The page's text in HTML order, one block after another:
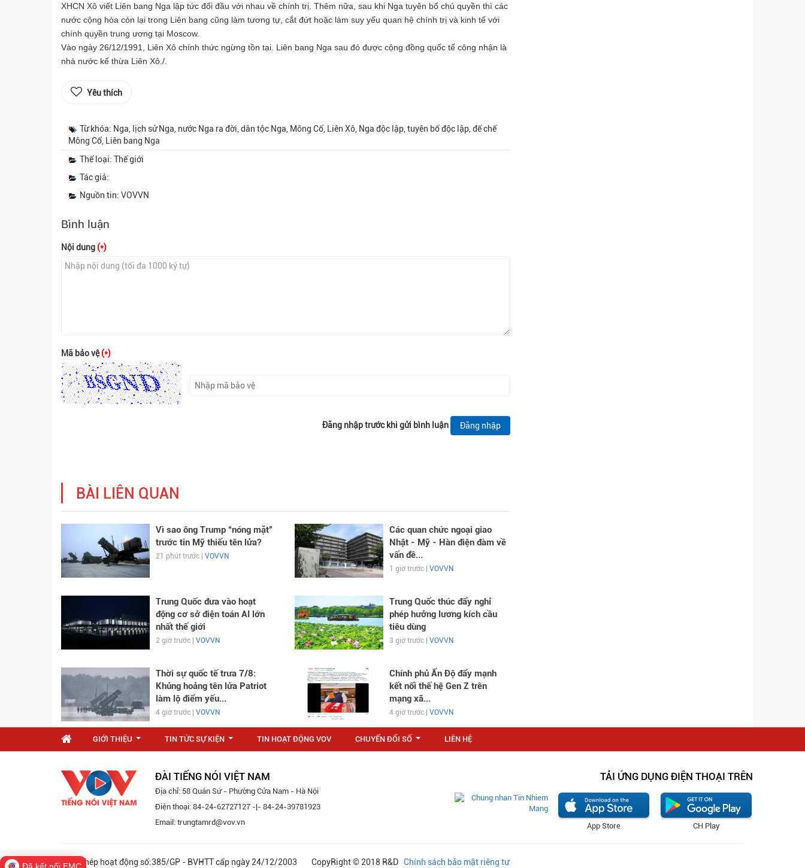
XHCN Xô viết Liên bang Nga lập tức đối đầu với nhau về chính trị. Thêm nữa, sau khi Nga tuyên bố chủ quyền thì các
nước cộng hòa còn lại trong Liên bang cũng làm tương tự, cắt đứt hoặc làm suy yếu quan hệ chính trị và kinh tế với
chính quyền trung ương tại Moscow.
Vào ngày 26/12/1991, Liên Xô chính thức ngừng tồn tại. Liên bang Nga sau đó được cộng đồng quốc tế công nhận là
nhà nước kế thừa Liên Xô./.
Yêu thích
Từ khóa: Nga, lịch sử Nga, nước Nga ra đời, dân tộc Nga, Mông Cổ, Liên Xô, Nga độc lập, tuyên bố độc lập, đế chế
Mông Cổ, Liên bang Nga
Thể loại: Thế giới
Tác giả:
Nguồn tin: VOVVN
Bình luận
Nội dung (*)
Mã bảo vệ(*)
Đăng nhập trước khi gửi bình luận Đăng nhập
BÀI LIÊN QUAN
Vì sao ông Trump “nóng mặt”
trước tin Mỹ thiếu tên lửa?
21 phút trước | VOVVN
Các quan chức ngoại giao
Nhật - Mỹ - Hàn điện đàm về
vấn đề...
1 giờ trước | VOVVN
Trung Quốc đưa vào hoạt
động cơ sở điện toán AI lớn
nhất thế giới
2 giờ trước | VOVVN
Trung Quốc thúc đẩy nghỉ
phép hưởng lương kích cầu
tiêu dùng
3 giờ trước | VOVVN
Thời sự quốc tế trưa 7/8:
Khủng hoảng tên lửa Patriot
làm lộ điểm yếu...
4 giờ trước | VOVVN
Chính phủ Ấn Độ đẩy mạnh
kết nối thế hệ Gen Z trên
mạng xã...
4 giờ trước | VOVVN
GIỚI THIỆU TIN TỨC SỰ KIỆN TIN HOẠT ĐỘNG VOV CHUYỂN ĐỔI SỐ LIÊN HỆ
ĐÀI TIẾNG NÓI VIỆT NAM
Địa chỉ: 58 Quán Sứ - Phường Cửa Nam - Hà Nội
Điện thoại: 84-24-62727127 -|- 84-24-39781923
Email: trungtamrd@vov.vn
TẢI ỨNG DỤNG ĐIỆN THOẠI TRÊN
CH Play
App Store
Giấy phép hoạt động số:385/GP - BVHTT cấp ngày 24/12/2003 CopyRight © 2018 R&D Chính sách bảo mật riêng tư